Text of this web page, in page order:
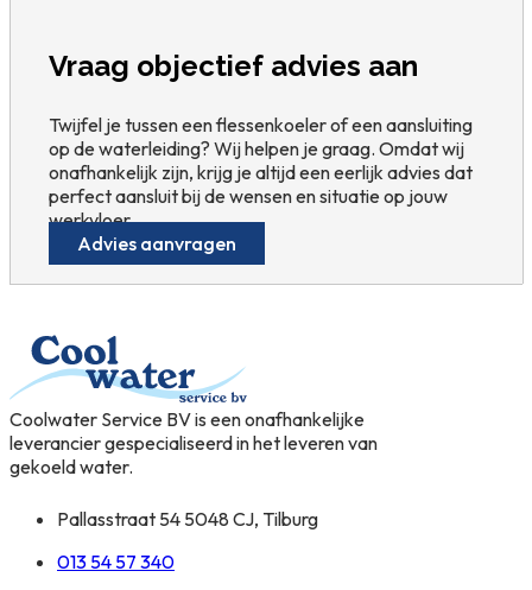
Vraag objectief advies aan
Twijfel je tussen een flessenkoeler of een aansluiting
op de waterleiding? Wij helpen je graag. Omdat wij
onafhankelijk zijn, krijg je altijd een eerlijk advies dat
perfect aansluit bij de wensen en situatie op jouw
werkvloer.
Advies aanvragen
Coolwater Service BV is een onafhankelijke
leverancier gespecialiseerd in het leveren van
gekoeld water.
Pallasstraat 54 5048 CJ, Tilburg
013 54 57 340